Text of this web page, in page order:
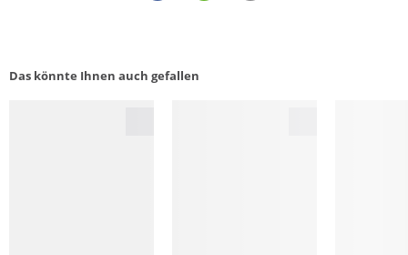
Das könnte Ihnen auch gefallen